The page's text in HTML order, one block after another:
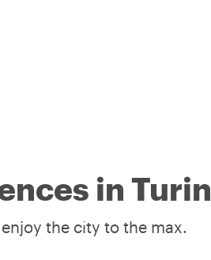
in Turin
the city to the max.